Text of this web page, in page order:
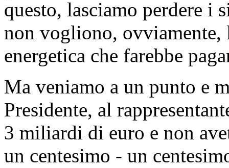
questo, lasciamo perdere i
non vogliono, ovviamente,
energetica che farebbe
Ma veniamo a un punto e
Presidente, al
3 miliardi di euro e non
un centesimo - un